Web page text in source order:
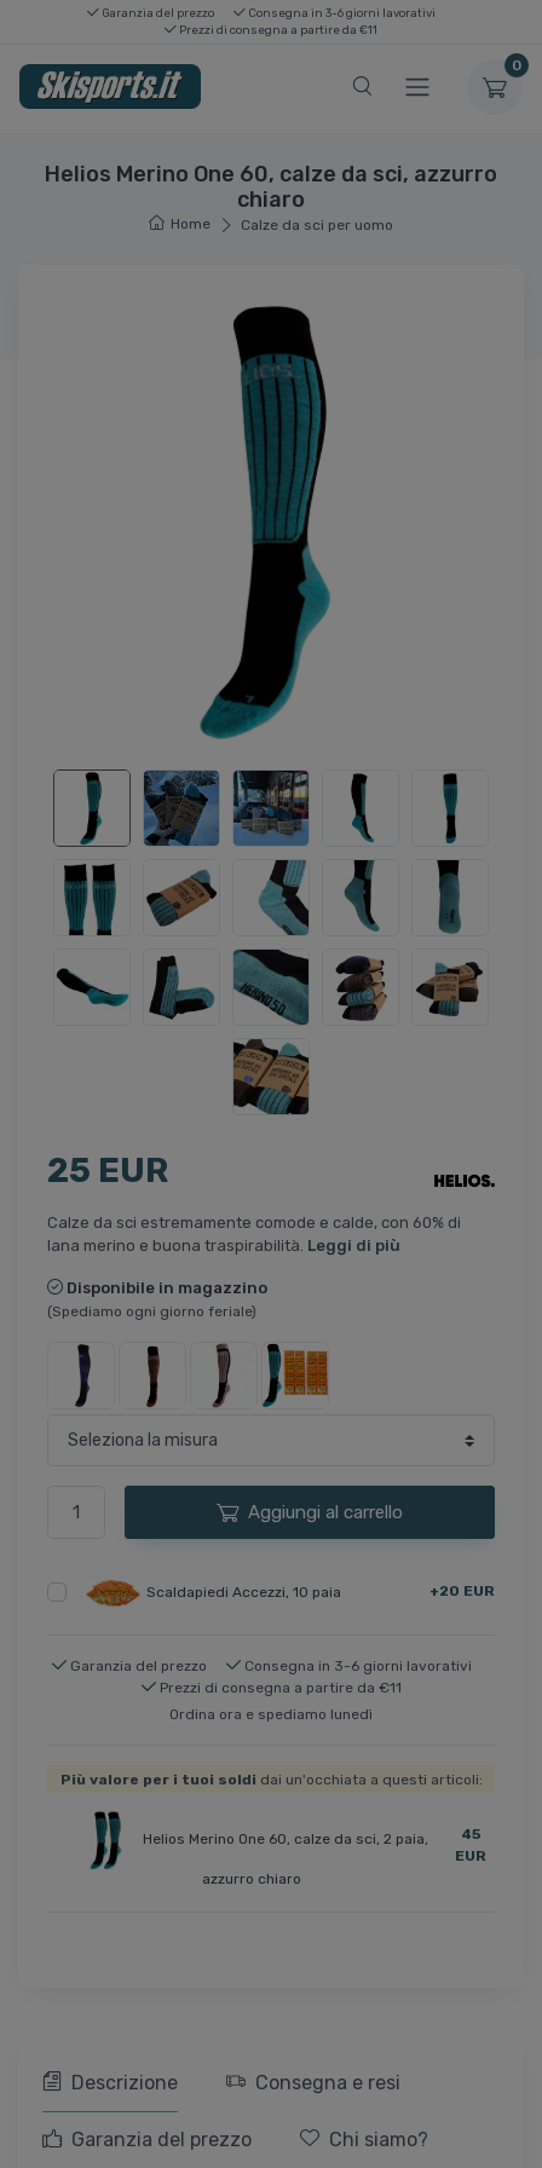
Garanzia del prezzo
Consegna in 3-6 giorni lavorativi
Prezzi di consegna a partire da €11
0
Helios Merino One 60, calze da sci, azzurro
chiaro
Home Calze da sci per uomo
25 EUR
Calze da sci estremamente comode e calde, con 60% di
lana merino e buona traspirabilità. Leggi di più
Disponibile in magazzino
(Spediamo ogni giorno feriale)
Aggiungi al carrello
Scaldapiedi Accezzi, 10 paia +20 EUR
Garanzia del prezzo
Consegna in 3-6 giorni lavorativi
Prezzi di consegna a partire da €11
Ordina ora e spediamo lunedì
Più valore per i tuoi soldi dai un'occhiata a questi articoli:
Helios Merino One 60, calze da sci, 2 paia,
azzurro chiaro
45
EUR
Descrizione Consegna e resi
Garanzia del prezzo Chi siamo?